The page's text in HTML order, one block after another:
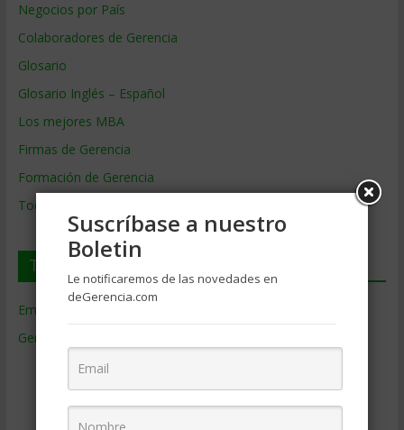
Negocios por País
Colaboradores de Gerencia
Glosario
Glosario Inglés – Español
Los mejores MBA
Firmas de Gerencia
Formación de Gerencia
Todos los Temas
Temas de Gerencia
Empresas de Gerencia
Gerencia
Ciencias Económicas
Contabilidad(466)
Suscríbase a nuestro
Boletin
Le notificaremos de las novedades en
deGerencia.com